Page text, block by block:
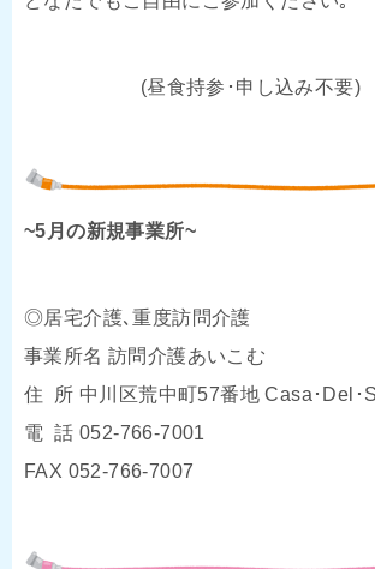
(昼食持参･申し込み不要)
~5月の新規事業所~
◎居宅介護､重度訪問介護
事業所名 訪問介護あいこむ
住 所 中川区荒中町57番地 Casa･Del･
電 話 052-766-7001
FAX 052-766-7007